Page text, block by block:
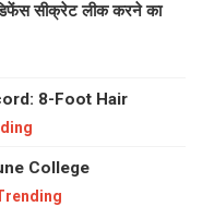
सीक्रेट लीक करने का
8-Foot Hair
College